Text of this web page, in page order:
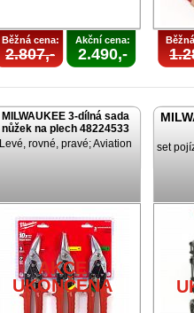
Běžná cena:
2.807,-
Akční cena:
2.490,-
MILWAUKEE 3-dílná sada
nůžek na plech 48224533
Levé, rovné, pravé; Aviation
AKCE
UKONČENA
set